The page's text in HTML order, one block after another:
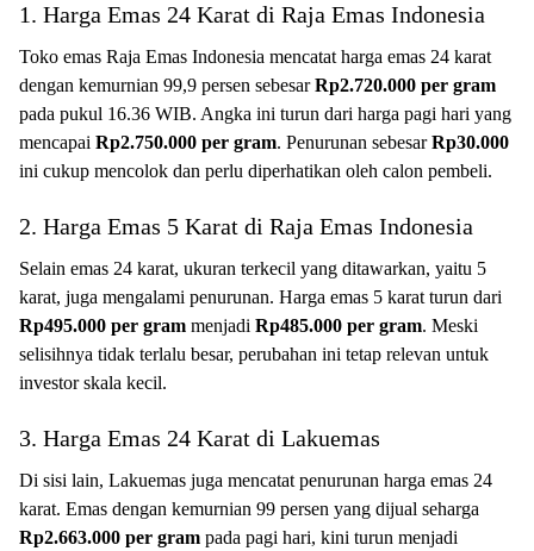
1. Harga Emas 24 Karat di Raja Emas Indonesia
Toko emas Raja Emas Indonesia mencatat harga emas 24 karat
dengan kemurnian 99,9 persen sebesarRp2.720.000 per gram
pada pukul 16.36 WIB. Angka ini turun dari harga pagi hari yang
mencapai Rp2.750.000 per gram. Penurunan sebesarRp30.000
ini cukup mencolok dan perlu diperhatikan oleh calon pembeli.
2. Harga Emas 5 Karat di Raja Emas Indonesia
Selain emas 24 karat, ukuran terkecil yang ditawarkan, yaitu 5
karat, juga mengalami penurunan. Harga emas 5 karat turun dari
Rp495.000 per gram menjadi Rp485.000 per gram. Meski
selisihnya tidak terlalu besar, perubahan ini tetap relevan untuk
investor skala kecil.
3. Harga Emas 24 Karat di Lakuemas
Di sisi lain, Lakuemas juga mencatat penurunan harga emas 24
karat. Emas dengan kemurnian 99 persen yang dijual seharga
Rp2.663.000 per gram pada pagi hari, kini turun menjadi